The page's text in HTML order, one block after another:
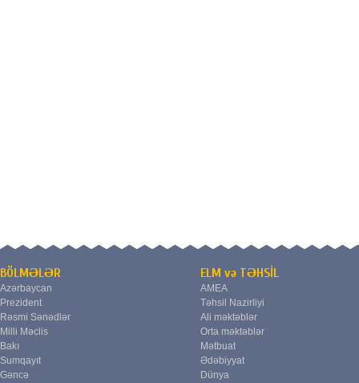
BÖLMƏLƏR
Azərbaycan
Prezident
Rəsmi Sənədlər
Milli Məclis
Bakı
Sumqayıt
Gəncə
ELM və TƏHSİL
AMEA
Təhsil Nazirliyi
Ali məktəblər
Orta məktəblər
Mətbuat
Ədəbiyyat
Dünya